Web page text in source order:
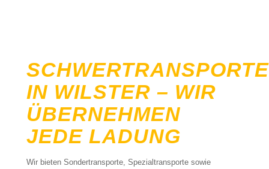
SCHWERTRANSPORTE
IN WILSTER – WIR
ÜBERNEHMEN
JEDE LADUNG
Wir bieten Sondertransporte, Spezialtransporte sowie